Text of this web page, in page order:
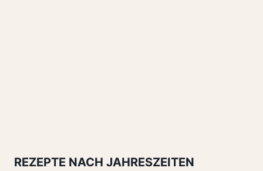
REZEPTE NACH JAHRESZEITEN